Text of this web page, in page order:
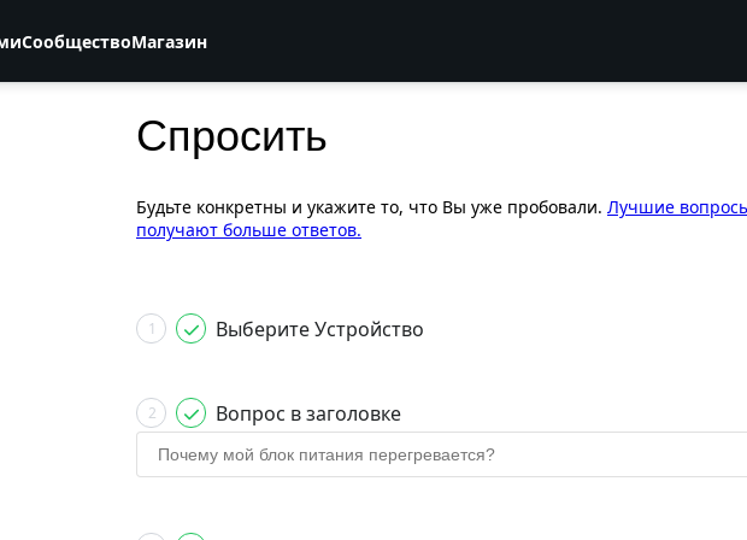
СообществоМагазин
Спросить
Будьте конкретны и укажите то, что Вы уже пробовали. Лучшие
получают больше ответов.
1 Выберите Устройство
2 Вопрос в заголовке